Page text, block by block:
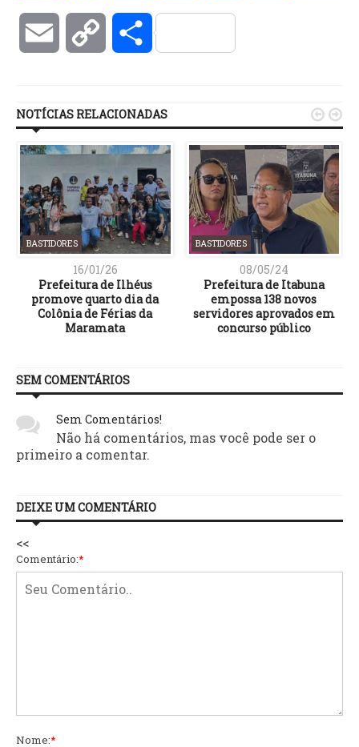
Email Copy Compartilhar
NOTÍCIAS RELACIONADAS
BASTIDORES
16/01/26
Prefeitura de Ilhéus
promove quarto dia da
Colônia de Férias da
Maramata
BASTIDORES
08/05/24
Prefeitura de Itabuna
empossa 138 novos
servidores aprovados em
concurso público
 
SEM COMENTÁRIOS
Sem Comentários!
Não há comentários, mas você pode ser o
primeiro a comentar.
DEIXE UM COMENTÁRIO
<<
Comentário:*
Nome:*